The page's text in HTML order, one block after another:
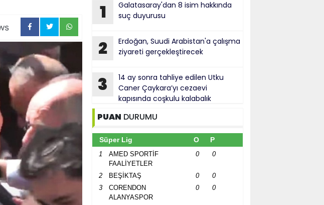
1
Galatasaray'dan 8 isim hakkında
suç duyurusu
2
Erdoğan, Suudi Arabistan'a çalışma
ziyareti gerçekleştirecek
3
14 ay sonra tahliye edilen Utku
Caner Çaykara’yı cezaevi
kapısında coşkulu kalabalık
karşıladı
PUAN DURUMU
Süper Lig O P
1
AMED SPORTİF
FAALİYETLER
0 0
2 BEŞİKTAŞ 0
0
3
CORENDON
ALANYASPOR
0 0